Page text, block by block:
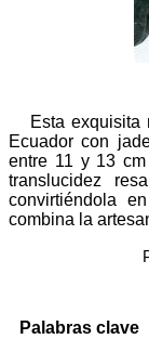
Esta exquisita
Ecuador con
entre 11 y 13
translucidez
convirtiéndola
combina la
Palabras clave